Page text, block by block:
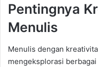
Pentingnya
Menulis
Menulis dengan
mengeksplorasi